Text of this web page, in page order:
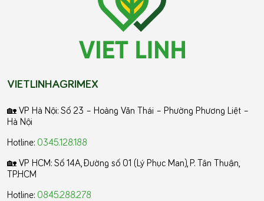
VIETLINHAGRIMEX
🏡 VP Hà Nội: Số 23 – Hoàng Văn Thái – Phường Phương Liệt –
Hà Nội
Hotline: 0345.128.188
🏡 VP HCM: Số 14A, Đường số 01 (Lý Phục Man), P. Tân Thuận,
TP.HCM
Hotline: 0845.288.278